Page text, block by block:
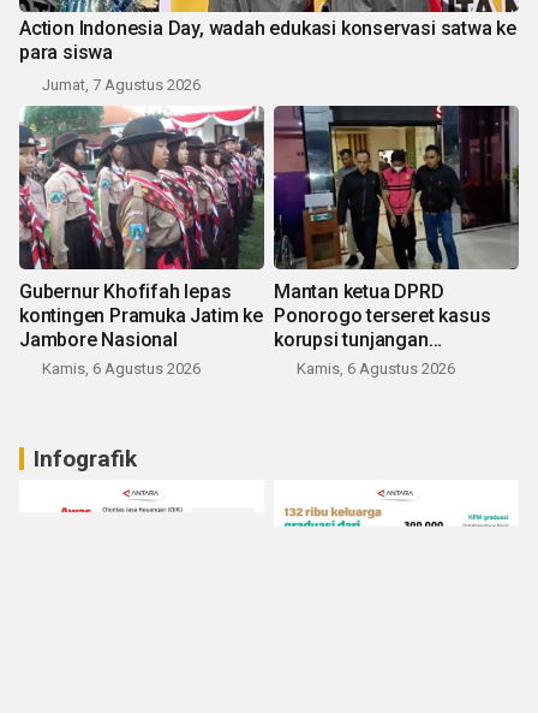
Action Indonesia Day, wadah edukasi konservasi satwa ke
para siswa
Jumat, 7 Agustus 2026
Gubernur Khofifah lepas
kontingen Pramuka Jatim ke
Jambore Nasional
Kamis, 6 Agustus 2026
Mantan ketua DPRD
Ponorogo terseret kasus
korupsi tunjangan
perumahan
Kamis, 6 Agustus 2026
Infografik